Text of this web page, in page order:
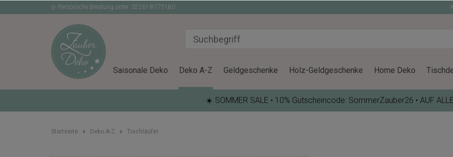
Persönliche Beratung unter: 02261-8175180
Saisonale Deko Deko A-Z Geldgeschenke Holz-Geldgeschenke Home Deko
☀️ SOMMER SALE • 10% Gutscheincode: SommerZauber26 • AUF
Startseite Deko A-Z Tischläufer